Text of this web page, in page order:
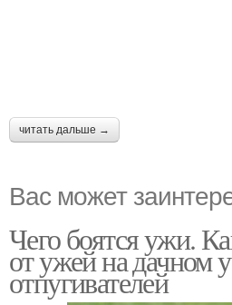
читать дальше →
Вас может
Чего боятся ужи.
от ужей на дачном
отпугивателей